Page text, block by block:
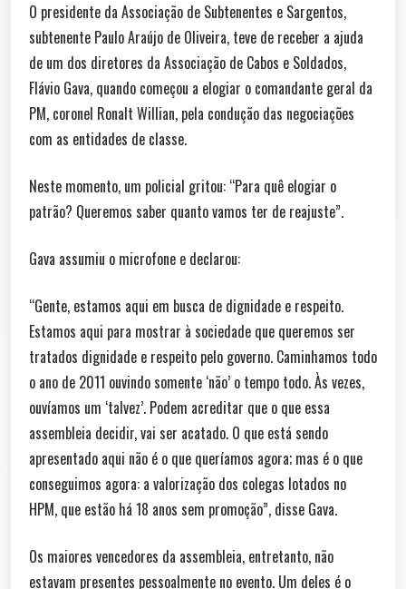
O presidente da Associação de Subtenentes e Sargentos,
subtenente Paulo Araújo de Oliveira, teve de receber a ajuda
de um dos diretores da Associação de Cabos e Soldados,
Flávio Gava, quando começou a elogiar o comandante geral da
PM, coronel Ronalt Willian, pela condução das negociações
com as entidades de classe.
Neste momento, um policial gritou: “Para quê elogiar o
patrão? Queremos saber quanto vamos ter de reajuste”.
Gava assumiu o microfone e declarou:
“Gente, estamos aqui em busca de dignidade e respeito.
Estamos aqui para mostrar à sociedade que queremos ser
tratados dignidade e respeito pelo governo. Caminhamos todo
o ano de 2011 ouvindo somente ‘não’ o tempo todo. Às vezes,
ouvíamos um ‘talvez’. Podem acreditar que o que essa
assembleia decidir, vai ser acatado. O que está sendo
apresentado aqui não é o que queríamos agora; mas é o que
conseguimos agora: a valorização dos colegas lotados no
HPM, que estão há 18 anos sem promoção”, disse Gava.
Os maiores vencedores da assembleia, entretanto, não
estavam presentes pessoalmente no evento. Um deles é o